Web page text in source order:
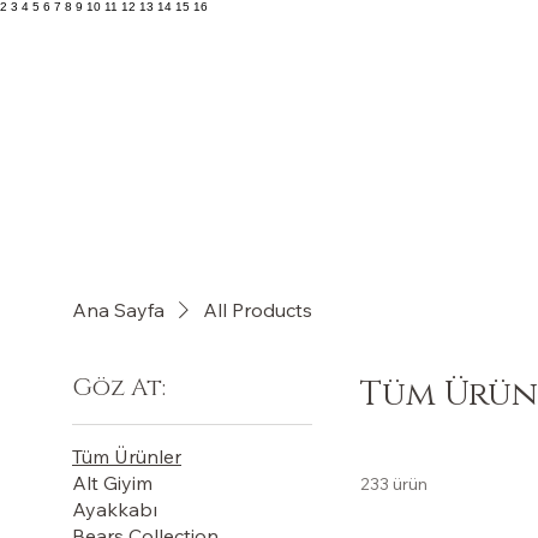
2 3 4 5 6 7 8 9 10 11 12 13 14 15 16
Ana Sayfa All Products
Göz At:
Tüm Ürünler
Alt Giyim
Ayakkabı
Tüm
233 ürün